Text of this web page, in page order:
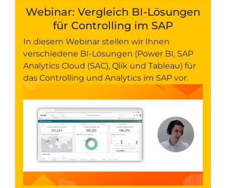
Webinar: Vergleich BI-Lösungen
für Controlling im SAP
In diesem Webinar stellen wir Ihnen
verschiedene BI-Lösungen (Power BI, SAP
Analytics Cloud (SAC), Qlik und Tableau) für
das Controlling und Analytics im SAP vor.